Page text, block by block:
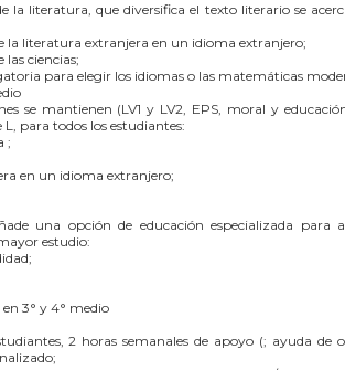
la literatura, que diversifica el texto literario se
la literatura extranjera en un idioma extranjero;
las ciencias;
para elegir los idiomas o las matemáticas
se mantienen (LV1 y LV2, EPS, moral y
L, para todos los estudiantes:
;
en un idioma extranjero;
una opción de educación especializada para
estudio:
3° y 4° medio
2 horas semanales de apoyo (; ayuda de